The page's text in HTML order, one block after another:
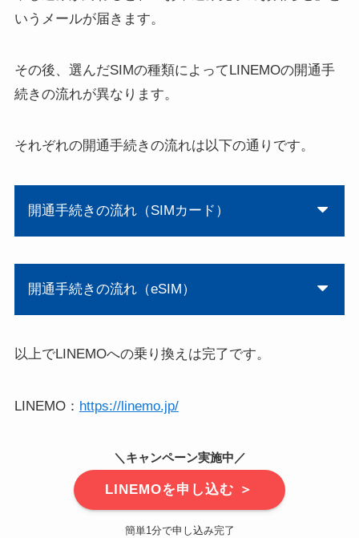
いうメールが届きます。
その後、選んだSIMの種類によってLINEMOの開通手
続きの流れが異なります。
それぞれの開通手続きの流れは以下の通りです。
開通手続きの流れ（SIMカード）
開通手続きの流れ（eSIM）
以上でLINEMOへの乗り換えは完了です。
LINEMO： https://linemo.jp/
＼キャンペーン実施中／
LINEMOを申し込む ＞
簡単1分で申し込み完了